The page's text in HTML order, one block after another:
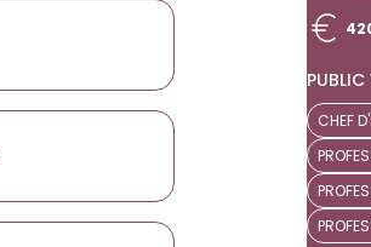
PUBLIC
CHEF